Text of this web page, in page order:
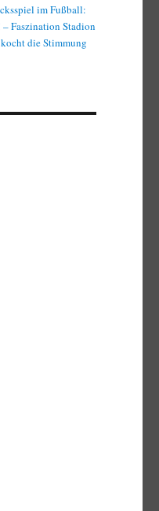
im Fußball:
Faszination Stadion
die Stimmung